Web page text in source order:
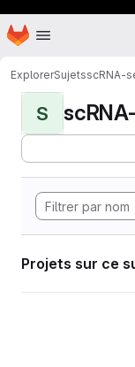
Passer au contenu principal
Page d'accueil
ExplorerSujetsscRNA-
S
Projets sur ce